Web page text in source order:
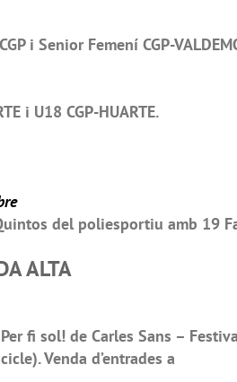
i Senior Femení CGP-
i U18 CGP-HUARTE.
del poliesportiu amb 19
ALTA
Per fi sol! de Carles Sans –
Venda d’entrades a